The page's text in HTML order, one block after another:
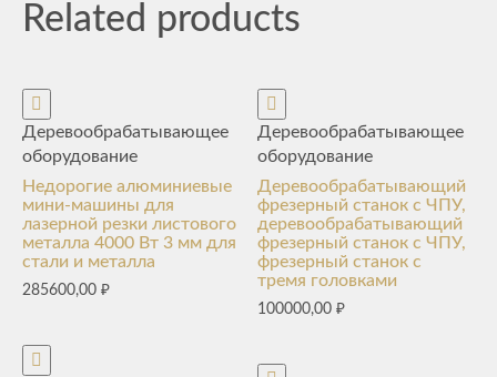
Related products
Деревообрабатывающее
оборудование
Недорогие алюминиевые
мини-машины для
лазерной резки листового
металла 4000 Вт 3 мм для
стали и металла
285600,00 ₽
Деревообрабатывающее
оборудование
Деревообрабатывающий
фрезерный станок с ЧПУ,
деревообрабатывающий
фрезерный станок с ЧПУ,
фрезерный станок с
тремя головками
100000,00₽